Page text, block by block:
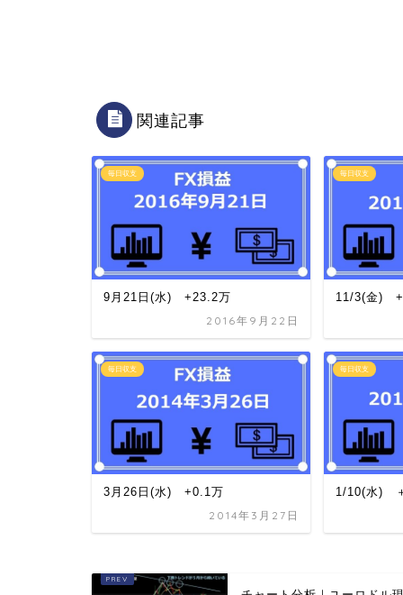
関連記事
毎日収支
9月21日(水) +23.2万
2016年9月22日
毎日収支
11/3(金)
毎日収支
3月26日(水) +0.1万
2014年3月27日
毎日収支
1/10(水)